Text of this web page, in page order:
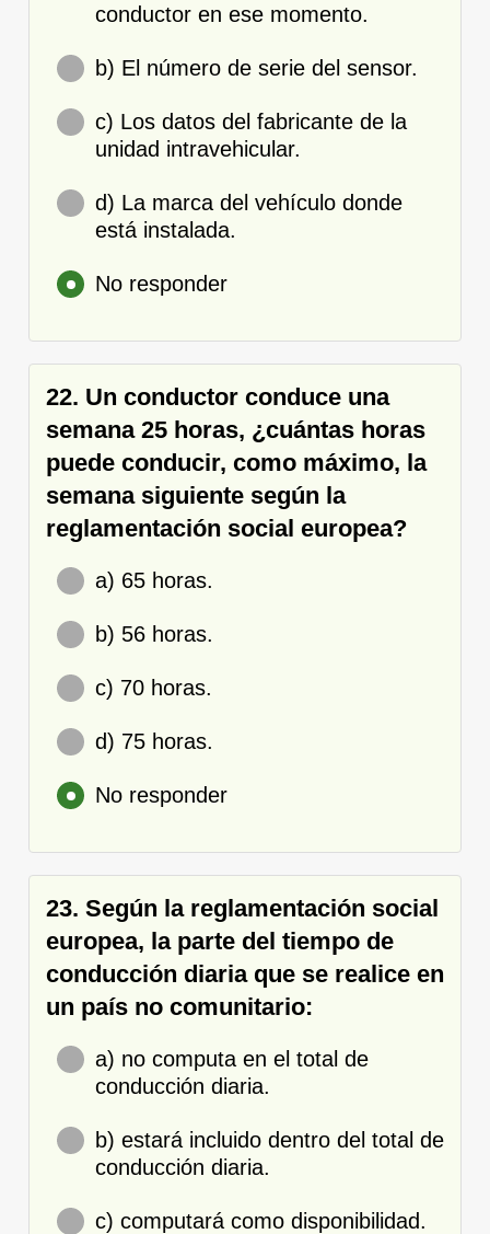
conductor en ese momento.
b) El número de serie del sensor.
c) Los datos del fabricante de la
unidad intravehicular.
d) La marca del vehículo donde
está instalada.
No responder
22. Un conductor conduce una
semana 25 horas, ¿cuántas horas
puede conducir, como máximo, la
semana siguiente según la
reglamentación social europea?
a) 65 horas.
b) 56 horas.
c) 70 horas.
d) 75 horas.
No responder
23. Según la reglamentación social
europea, la parte del tiempo de
conducción diaria que se realice en
un país no comunitario:
a) no computa en el total de
conducción diaria.
b) estará incluido dentro del total de
conducción diaria.
c) computará como disponibilidad.